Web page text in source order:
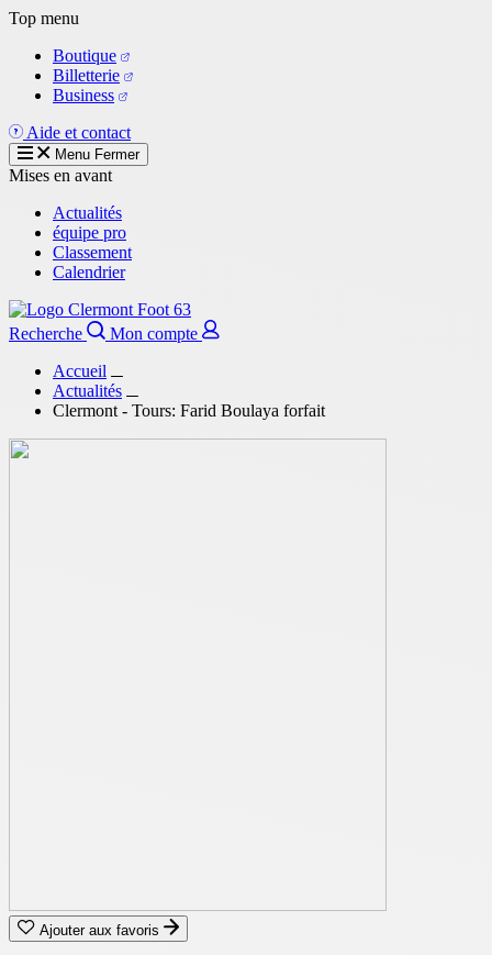
Aller
contenu
principal
Top menu
Boutique
Billetterie
Business
Aide et contact
Menu Fermer
Mises en avant
Actualités
équipe pro
Classement
Calendrier
Recherche
Mon compte
Accueil
Actualités
Clermont - Tours: Farid Boulaya forfait
Ajouter aux favoris